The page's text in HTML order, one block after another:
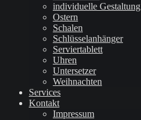
individuelle Gestaltung
Ostern
Schalen
Schlüsselanhänger
Serviertablett
Uhren
Untersetzer
Weihnachten
Services
Kontakt
Impressum